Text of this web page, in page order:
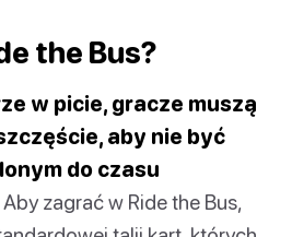
the Bus?
w picie, gracze muszą
aby nie być
do czasu
Aby zagrać w Ride the Bus,